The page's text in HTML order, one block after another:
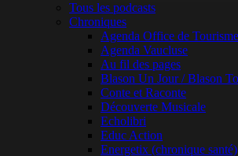
Tous les podcasts
Chroniques
Agenda Office de
Agenda Vaucluse
Au fil des pages
Blason Un Jour / Blason
Conte et Raconte
Découverte Musicale
Echolibri
Educ Action
Energetix (chronique santé)